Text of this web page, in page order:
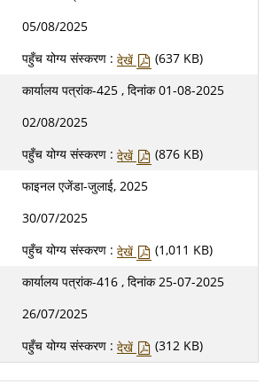
05/08/2025
पहुँच योग्य संस्करण : देखें
(637 KB)
कार्यालय पत्रांक-425 , दिनांक 01-08-2025
02/08/2025
पहुँच योग्य संस्करण : देखें
(876 KB)
फाइनल एजेंडा-जुलाई, 2025
30/07/2025
पहुँच योग्य संस्करण : देखें
(1,011 KB)
कार्यालय पत्रांक-416 , दिनांक 25-07-2025
26/07/2025
पहुँच योग्य संस्करण : देखें (312 KB)